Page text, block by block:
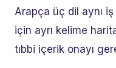
Arapça üç dil aynı
için ayrı kelime
tıbbi içerik onayı